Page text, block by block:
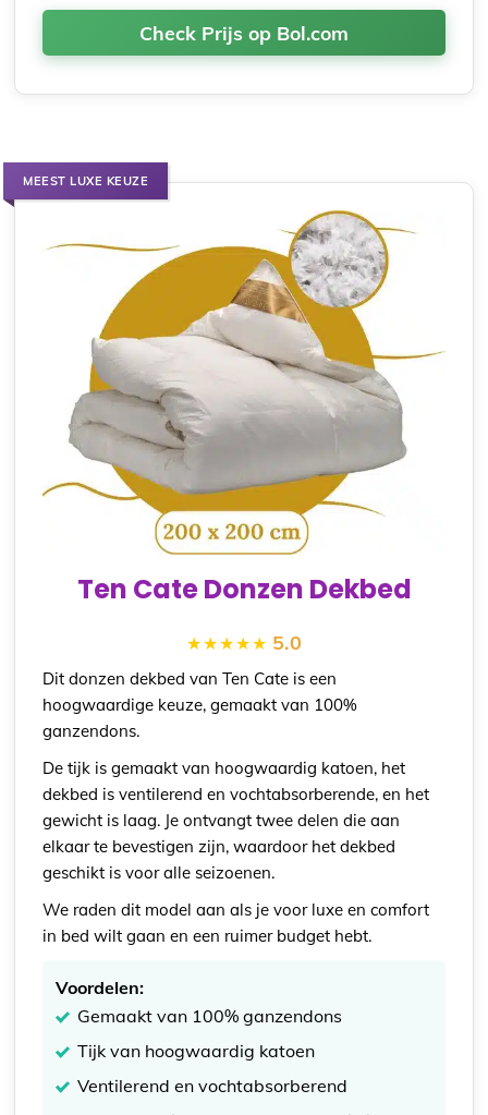
Check Prijs op Bol.com
MEEST LUXE KEUZE
Ten Cate Donzen Dekbed
5.0
Dit donzen dekbed van Ten Cate is een
hoogwaardige keuze, gemaakt van 100%
ganzendons.
De tijk is gemaakt van hoogwaardig katoen, het
dekbed is ventilerend en vochtabsorberende, en het
gewicht is laag. Je ontvangt twee delen die aan
elkaar te bevestigen zijn, waardoor het dekbed
geschikt is voor alle seizoenen.
We raden dit model aan als je voor luxe en comfort
in bed wilt gaan en een ruimer budget hebt.
Voordelen:
Gemaakt van 100% ganzendons
Tijk van hoogwaardig katoen
Ventilerend en vochtabsorberend